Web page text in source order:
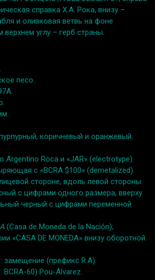
справка Х.А. Рока, внизу –
и оливковая ветвь на фоне
верхнем углу – герб страны.
песо.
коричневый и оранжевый.
Argentino Roca и «JAR» (electrotype).
с «BCRA $100» (demetalized).
стороне, вдоль левой стороны
с цифрами одного размера, вверху
черный с цифрами переменной
(Casa de Moneda de la Nación);
«CASA DE MONEDA» внизу оборотной
замещение (префикс R.A).
BCRA-60) Pou-Álvarez.